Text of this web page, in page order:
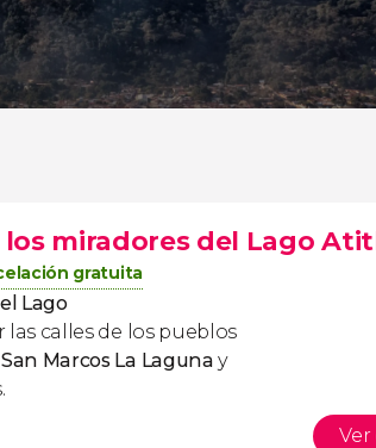
miradores del Lago
gratuita
Lago
calles de los pueblos
Marcos La Laguna y